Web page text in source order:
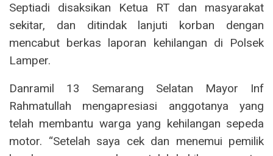
Septiadi disaksikan Ketua RT dan masyarakat
sekitar, dan ditindak lanjuti korban dengan
mencabut berkas laporan kehilangan di Polsek
Lamper.
Danramil 13 Semarang Selatan Mayor Inf
Rahmatullah mengapresiasi anggotanya yang
telah membantu warga yang kehilangan sepeda
motor. “Setelah saya cek dan menemui pemilik